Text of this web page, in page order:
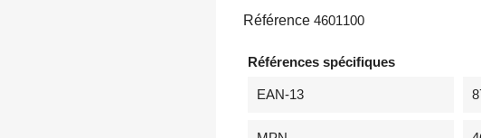
Référence 4601100
Références spécifiques
EAN-13